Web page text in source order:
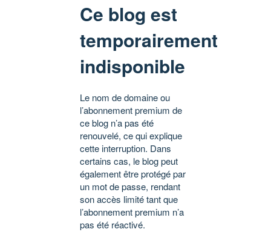
Ce blog est
temporairement
indisponible
Le nom de domaine ou
l’abonnement premium de
ce blog n’a pas été
renouvelé, ce qui explique
cette interruption. Dans
certains cas, le blog peut
également être protégé par
un mot de passe, rendant
son accès limité tant que
l’abonnement premium n’a
pas été réactivé.